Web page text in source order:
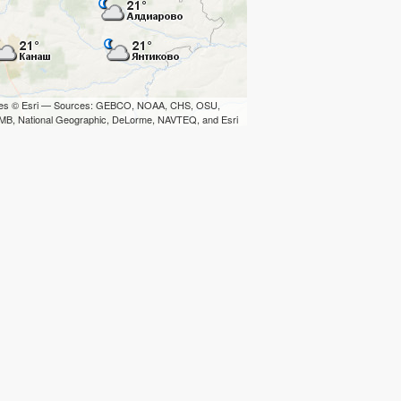
© Esri — Sources: GEBCO, NOAA, CHS, OSU,
National Geographic, DeLorme, NAVTEQ, and Esri